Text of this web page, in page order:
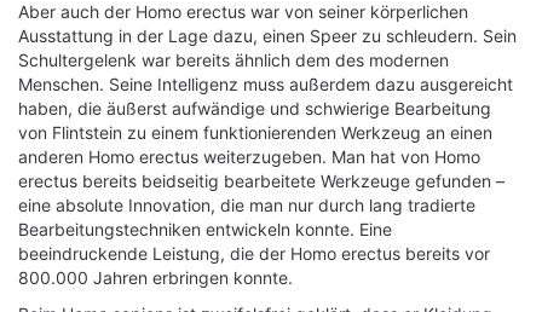
Aber auch der Homo erectus war von seiner körperlichen
Ausstattung in der Lage dazu, einen Speer zu schleudern. Sein
Schultergelenk war bereits ähnlich dem des modernen
Menschen. Seine Intelligenz muss außerdem dazu ausgereicht
haben, die äußerst aufwändige und schwierige Bearbeitung
von Flintstein zu einem funktionierenden Werkzeug an einen
anderen Homo erectus weiterzugeben. Man hat von Homo
erectus bereits beidseitig bearbeitete Werkzeuge gefunden –
eine absolute Innovation, die man nur durch lang tradierte
Bearbeitungstechniken entwickeln konnte. Eine
beeindruckende Leistung, die der Homo erectus bereits vor
800.000 Jahren erbringen konnte.